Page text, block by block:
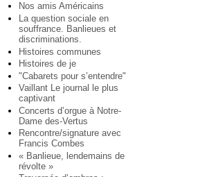
Nos amis Américains
La question sociale en
souffrance. Banlieues et
discriminations.
Histoires communes
Histoires de je
"Cabarets pour s’entendre"
Vaillant Le journal le plus
captivant
Concerts d’orgue à Notre-
Dame des-Vertus
Rencontre/signature avec
Francis Combes
« Banlieue, lendemains de
révolte »